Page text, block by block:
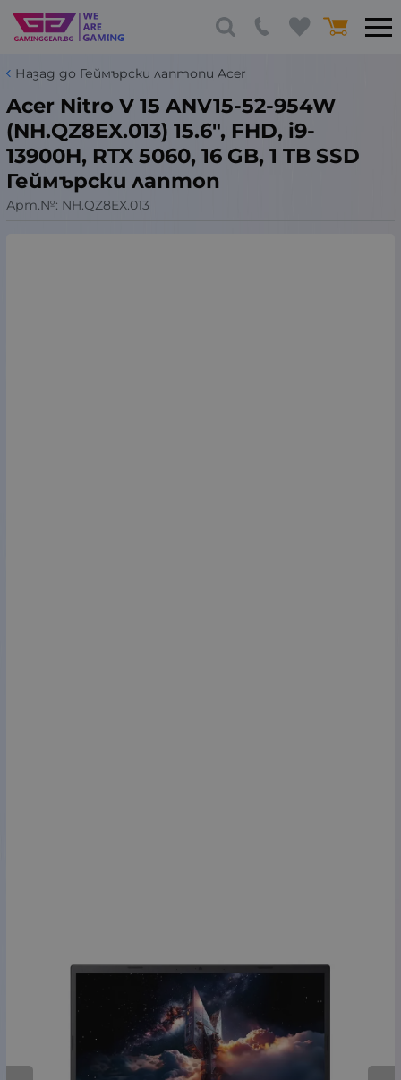
Назад до Геймърски лаптопи Acer
Acer Nitro V 15 ANV15-52-954W
(NH.QZ8EX.013) 15.6", FHD, i9-
13900H, RTX 5060, 16 GB, 1 TB SSD
Геймърски лаптоп
Арт.№: NH.QZ8EX.013